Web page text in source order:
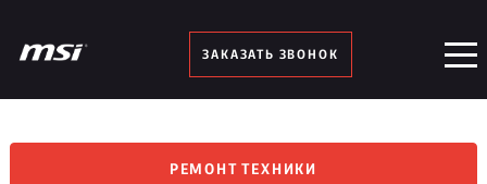
ЗАКАЗАТЬ ЗВОНОК
РЕМОНТ ТЕХНИКИ